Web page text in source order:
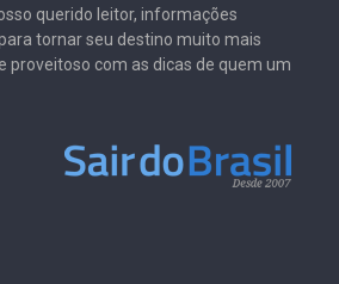
querido leitor, informações
tornar seu destino muito mais
proveitoso com as dicas de quem um